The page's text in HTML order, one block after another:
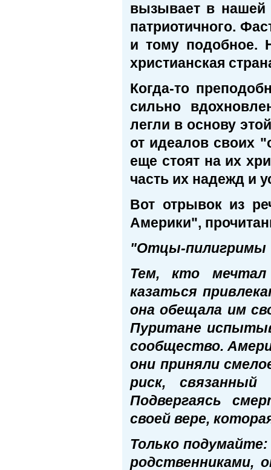
вызывает в нашей
патриотичного.
и тому подобное.
христианская
Когда-то
сильно
легли в основу
от идеалов своих
еще стоят на их
часть их надежд и
Вот отрывок из
Америки",
"Отцы-пилигримы
Тем, кто
казаться
она обещала им
Пуритане
сообщество.
они приняли
риск, связанный
Подвергаясь
своей вере,
Только
родственниками,